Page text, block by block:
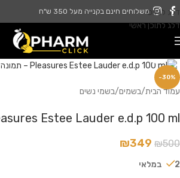
דלג לניווט
דלג לתוכן ראשי
משלוחים חינם בקנייה מעל 350 ש"ח
-30%
עמוד הבית/בשמים/בשמי נשים
Estee Lauder e.d.p 100 ml
₪500
₪349
2 במלאי